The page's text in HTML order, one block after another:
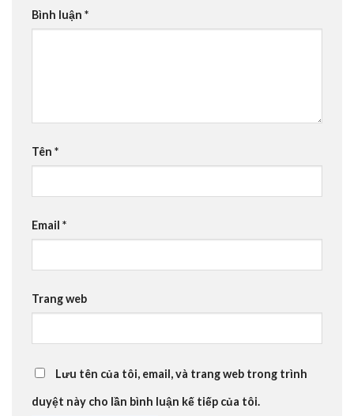
Bình luận *
Tên *
Email *
Trang web
Lưu tên của tôi, email, và trang web trong trình
duyệt này cho lần bình luận kế tiếp của tôi.